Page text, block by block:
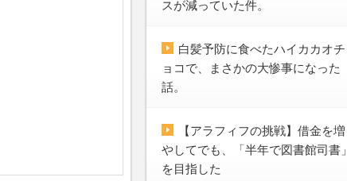
スが減っていた件。
白髪予防に食べたハイカカオチ
ョコで、まさかの大惨事になった
話。
【アラフィフの挑戦】借金を増
やしてでも、「半年で図書館司書」
を目指した